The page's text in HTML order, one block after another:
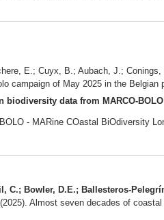
E.; Cuyx, B.; Aubach, J.;
campaign of May 2025 in the Belgian
biodiversity data from MARCO-
- MARine COastal BiOdiversity
C.; Bowler, D.E.; Ballesteros-
(2025). Almost seven decades of